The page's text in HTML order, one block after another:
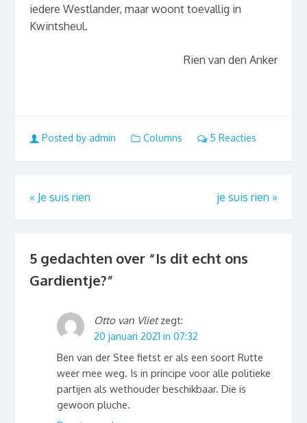
iedere Westlander, maar woont toevallig in
Kwintsheul.
Rien van den Anker
Posted by admin Columns 5 Reacties
« Je suis rien je suis rien »
5 gedachten over “Is dit echt ons
Gardientje?”
Otto van Vliet zegt:
20 januari 2021 in 07:32
Ben van der Stee fietst er als een soort Rutte
weer mee weg. Is in principe voor alle politieke
partijen als wethouder beschikbaar. Die is
gewoon pluche.